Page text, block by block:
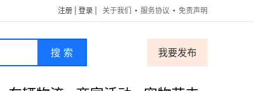
注册 登录 关于我们 服务协议 免责声明
搜 索 我要发布